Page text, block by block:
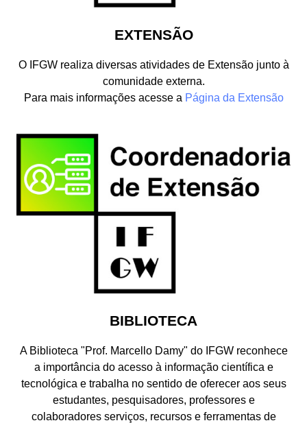
EXTENSÃO
O IFGW realiza diversas atividades de Extensão junto à
comunidade externa.
Para mais informações acesse a Página da Extensão
BIBLIOTECA
A Biblioteca "Prof. Marcello Damy" do IFGW reconhece
a importância do acesso à informação científica e
tecnológica e trabalha no sentido de oferecer aos seus
estudantes, pesquisadores, professores e
colaboradores serviços, recursos e ferramentas de